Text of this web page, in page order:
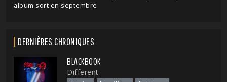
album sort en septembre
DERNIÈRES CHRONIQUES
BLACKBOOK
Different